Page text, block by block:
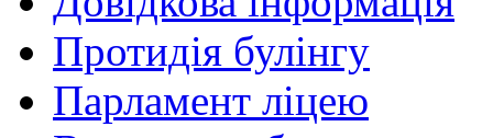
Протидія булінгу
Парламент ліцею